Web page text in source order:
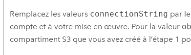
Remplacez les valeurs connectionString par
compte et à votre mise en œuvre. Pour la valeur
compartiment S3 que vous avez créé à l’étape 1